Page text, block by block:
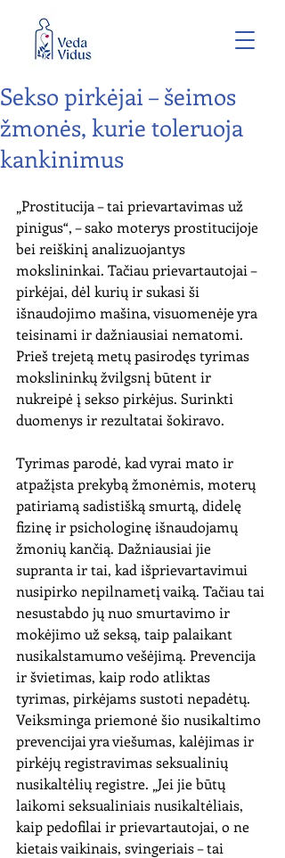
Sekso pirkėjai – šeimos
žmonės, kurie toleruoja
kankinimus
„Prostitucija – tai prievartavimas už
pinigus“, – sako moterys prostitucijoje
bei reiškinį analizuojantys
mokslininkai. Tačiau prievartautojai –
pirkėjai, dėl kurių ir sukasi ši
išnaudojimo mašina, visuomenėje yra
teisinami ir dažniausiai nematomi.
Prieš trejetą metų pasirodęs tyrimas
mokslininkų žvilgsnį būtent ir
nukreipė į sekso pirkėjus. Surinkti
duomenys ir rezultatai šokiravo.
Tyrimas parodė, kad vyrai mato ir
atpažįsta prekybą žmonėmis, moterų
patiriamą sadistišką smurtą, didelę
fizinę ir psichologinę išnaudojamų
žmonių kančią. Dažniausiai jie
supranta ir tai, kad išprievartavimui
nusipirko nepilnametį vaiką. Tačiau tai
nesustabdo jų nuo smurtavimo ir
mokėjimo už seksą, taip palaikant
nusikalstamumo vešėjimą. Prevencija
ir švietimas, kaip rodo atliktas
tyrimas, pirkėjams sustoti nepadėtų.
Veiksminga priemonė šio nusikaltimo
prevencijai yra viešumas, kalėjimas ir
pirkėjų registravimas seksualinių
nusikaltėlių registre. „Jei jie būtų
laikomi seksualiniais nusikaltėliais,
kaip pedofilai ir prievartautojai, o ne
kietais vaikinais, svingeriais – tai